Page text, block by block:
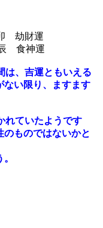
劫財運
食神運
は、吉運ともいえる
ない限り、ますます
れていたようです
ものではないかと